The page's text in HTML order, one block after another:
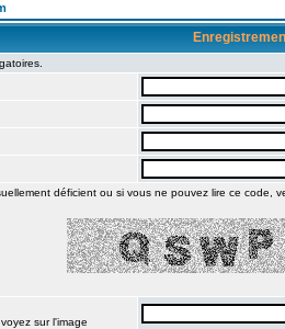
déficient ou si vous ne pouvez lire ce code,
sur l'image